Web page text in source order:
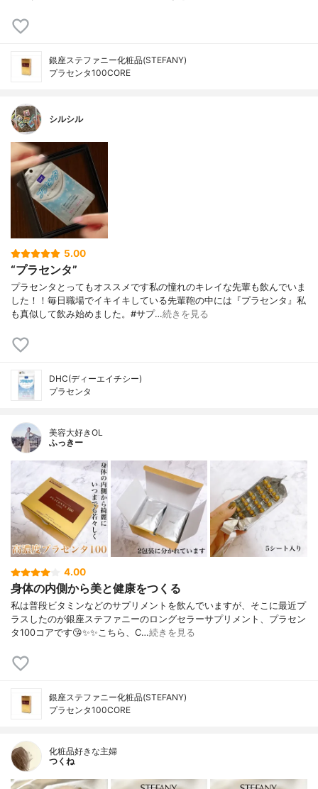
銀座ステファニー化粧品(STEFANY)
プラセンタ100CORE
シルシル
5.00
“プラセンタ”
プラセンタとってもオススメです私の憧れのキレイな先輩も飲んでいま
した！！毎日職場でイキイキしている先輩鞄の中には『プラセンタ』私
も真似して飲み始めました。#サプ…続きを見る
DHC(ディーエイチシー)
プラセンタ
美容大好きOL
ふっきー
4.00
身体の内側から美と健康をつくる
私は普段ビタミンなどのサプリメントを飲んでいますが、そこに最近プ
ラスしたのが銀座ステファニーのロングセラーサプリメント、プラセン
タ100コアです😘✨✨こちら、C…続きを見る
銀座ステファニー化粧品(STEFANY)
プラセンタ100CORE
化粧品好きな主婦
つくね